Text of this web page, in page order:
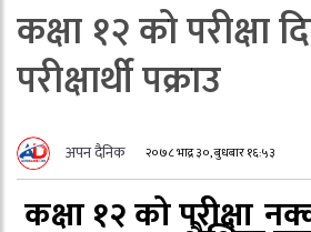
कक्षा १२ को परीक्षा
परीक्षार्थी पक्राउ
अपन दैनिक २०७८ भाद्र ३०, बुधबार १६:५३
कक्षा १२ को परीक्षा